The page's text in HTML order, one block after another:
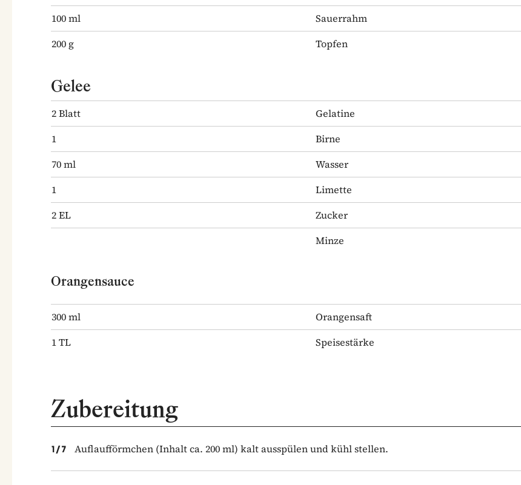
100ml
Sauerrahm
200 g Topfen
Gelee
2Blatt
Gelatine
1
Birne
70ml
Wasser
1
Limette
2EL
Zucker
Minze
Orangensauce
300ml
Orangensaft
1TL Speisestärke
Zubereitung
1/7 Auflaufförmchen (Inhalt ca. 200 ml) kalt ausspülen und kühl stellen.